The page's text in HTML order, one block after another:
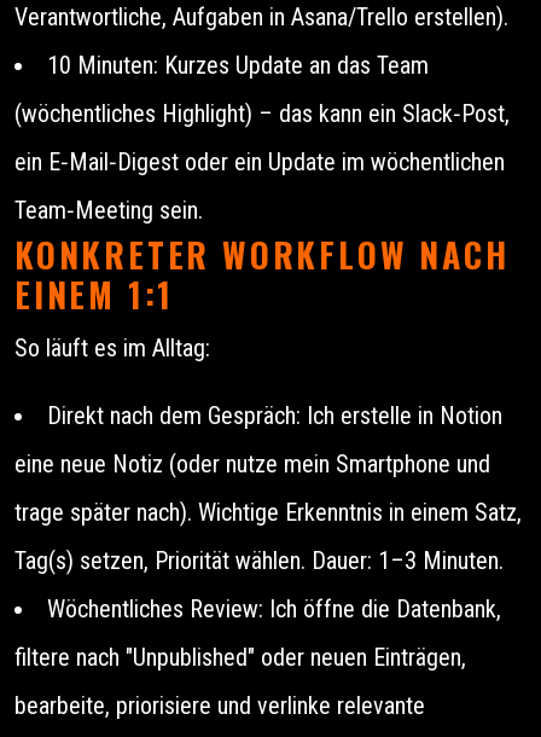
Verantwortliche, Aufgaben in Asana/Trello erstellen).
10 Minuten: Kurzes Update an das Team
(wöchentliches Highlight) – das kann ein Slack‑Post,
ein E‑Mail‑Digest oder ein Update im wöchentlichen
Team‑Meeting sein.
KONKRETER WORKFLOW NACH
EINEM 1:1
So läuft es im Alltag:
Direkt nach dem Gespräch: Ich erstelle in Notion
eine neue Notiz (oder nutze mein Smartphone und
trage später nach). Wichtige Erkenntnis in einem Satz,
Tag(s) setzen, Priorität wählen. Dauer: 1–3 Minuten.
Wöchentliches Review: Ich öffne die Datenbank,
filtere nach "Unpublished" oder neuen Einträgen,
bearbeite, priorisiere und verlinke relevante